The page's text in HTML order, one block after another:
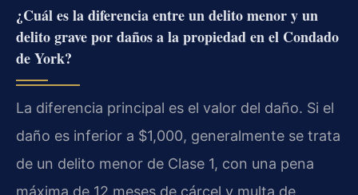
¿Cuál es la diferencia entre un delito menor y un
delito grave por daños a la propiedad en el Condado
de York?
La diferencia principal es el valor del daño. Si el
daño es inferior a $1,000, generalmente se trata
de un delito menor de Clase 1, con una pena
máxima de 12 meses de cárcel y multa de